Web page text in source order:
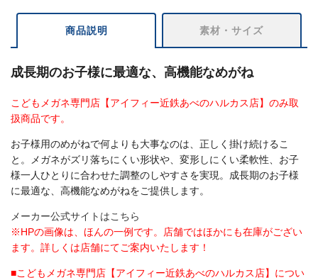
商品説明 素材・サイズ
成長期のお子様に最適な、高機能なめがね
こどもメガネ専門店【アイフィー近鉄あべのハルカス店】のみ取
扱商品です。
お子様用のめがねで何よりも大事なのは、正しく掛け続けるこ
と。メガネがズリ落ちにくい形状や、変形しにくい柔軟性、お子
様一人ひとりに合わせた調整のしやすさを実現。成長期のお子様
に最適な、高機能なめがねをご提供します。
メーカー公式サイトはこちら
※HPの画像は、ほんの一例です。店舗ではほかにも在庫がござい
ます。詳しくは店舗にてご案内いたします！
■こどもメガネ専門店【アイフィー近鉄あべのハルカス店】につい